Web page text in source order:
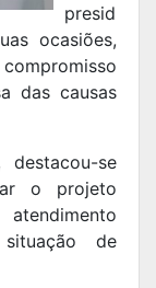
presid
ocasiões,
das causas
se
o projeto
de